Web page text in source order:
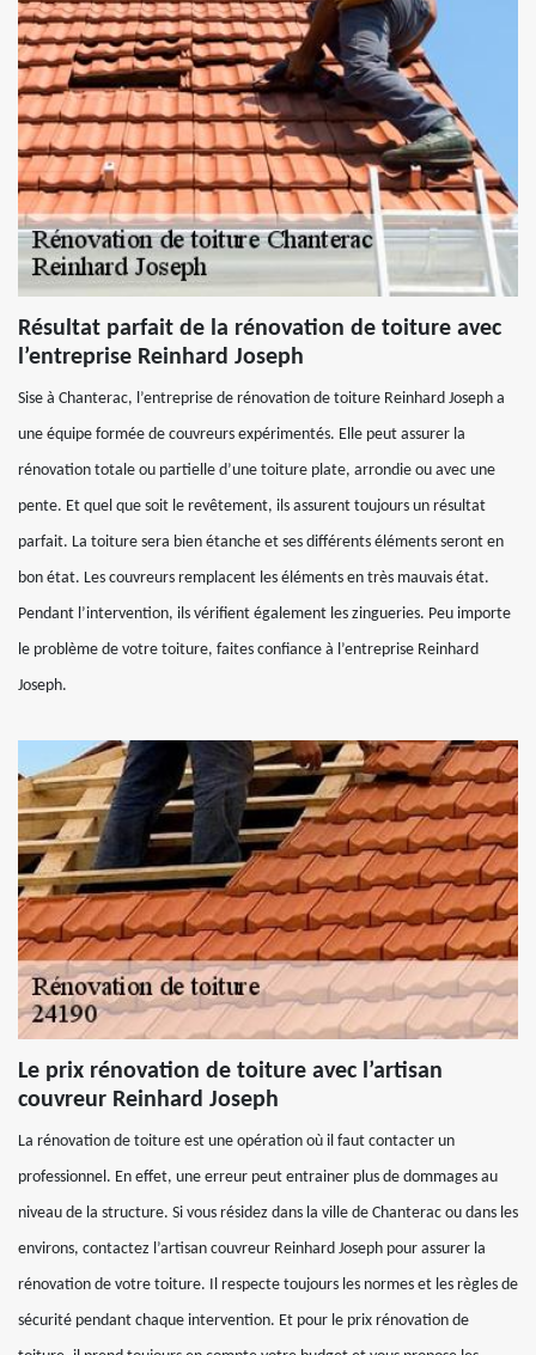
Résultat parfait de la rénovation de toiture avec
l’entreprise Reinhard Joseph
Sise à Chanterac, l’entreprise de rénovation de toiture Reinhard Joseph a
une équipe formée de couvreurs expérimentés. Elle peut assurer la
rénovation totale ou partielle d’une toiture plate, arrondie ou avec une
pente. Et quel que soit le revêtement, ils assurent toujours un résultat
parfait. La toiture sera bien étanche et ses différents éléments seront en
bon état. Les couvreurs remplacent les éléments en très mauvais état.
Pendant l’intervention, ils vérifient également les zingueries. Peu importe
le problème de votre toiture, faites confiance à l’entreprise Reinhard
Joseph.
Le prix rénovation de toiture avec l’artisan
couvreur Reinhard Joseph
La rénovation de toiture est une opération où il faut contacter un
professionnel. En effet, une erreur peut entrainer plus de dommages au
niveau de la structure. Si vous résidez dans la ville de Chanterac ou dans les
environs, contactez l’artisan couvreur Reinhard Joseph pour assurer la
rénovation de votre toiture. Il respecte toujours les normes et les règles de
sécurité pendant chaque intervention. Et pour le prix rénovation de